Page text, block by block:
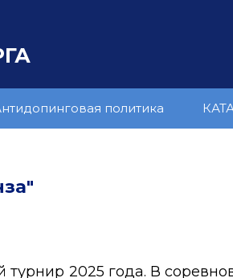
политика
2025 года. В